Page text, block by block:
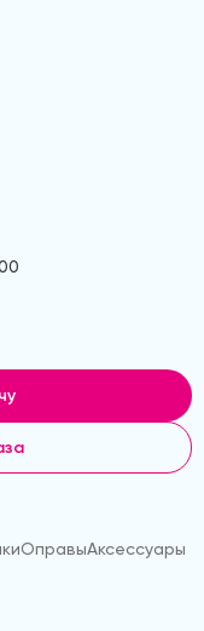
ОправыАксессуары